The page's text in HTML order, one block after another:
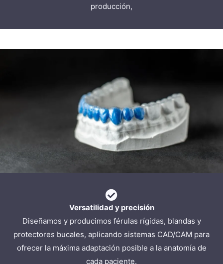
producción,
Versatilidad y precisión
Diseñamos y producimos férulas rígidas, blandas y
protectores bucales, aplicando sistemas CAD/CAM para
ofrecer la máxima adaptación posible a la anatomía de
cada paciente.